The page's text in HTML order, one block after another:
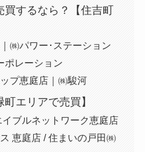
買するなら？【住吉町
㈱パワー･ステーション
ポレーション
プ恵庭店｜㈱駿河
エリアで売買】
ブルネットワーク恵庭店
恵庭店 / 住まいの戸田㈱